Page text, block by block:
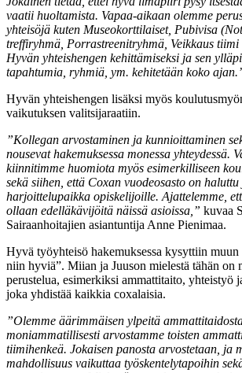
vaatii huoltamista. Vapaa-aikaan olemme
yhteisöjä kuten Museokorttilaiset, Pubivisa
treffiryhmä, Porrastreenitryhmä, Veikkaus tiimi
Hyvän yhteishengen kehittämiseksi ja sen
tapahtumia, ryhmiä, ym. kehitetään koko
Hyvän yhteishengen lisäksi myös
vaikutuksen valitsijaraatiin.
”Kollegan arvostaminen ja kunnioittaminen
nousevat hakemuksessa monessa yhteydessä.
kiinnitimme huomiota myös esimerkilliseen
sekä siihen, että Coxan vuodeosasto on
harjoittelupaikka opiskelijoille. Ajattelemme,
ollaan edelläkävijöitä näissä asioissa,” kuvaa
Sairaanhoitajien asiantuntija Anne Pienimaa.
Hyvä työyhteisö hakemuksessa kysyttiin muun
niin hyviä”. Miian ja Juuson mielestä tähän on
perustelua, esimerkiksi ammattitaito, yhteistyö
joka yhdistää kaikkia coxalaisia.
”Olemme äärimmäisen ylpeitä
moniammatillisesti arvostamme toisten
tiimihenkeä. Jokaisen panosta arvostetaan, ja
mahdollisuus vaikuttaa työskentelytapoihin